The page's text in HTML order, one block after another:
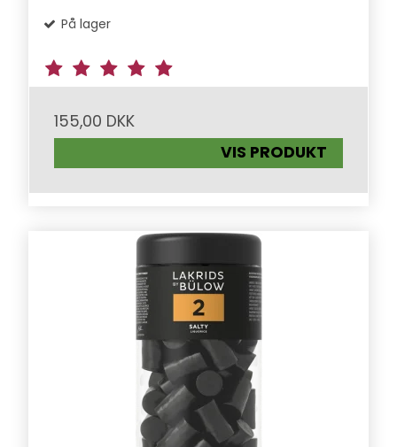
På lager
155,00 DKK
VIS PRODUKT